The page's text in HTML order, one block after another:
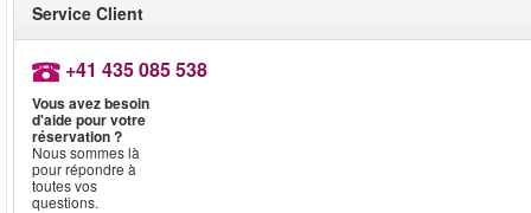
Service Client
+41 435 085 538
Vous avez besoin
d'aide pour votre
réservation ?
Nous sommes là
pour répondre à
toutes vos
questions.